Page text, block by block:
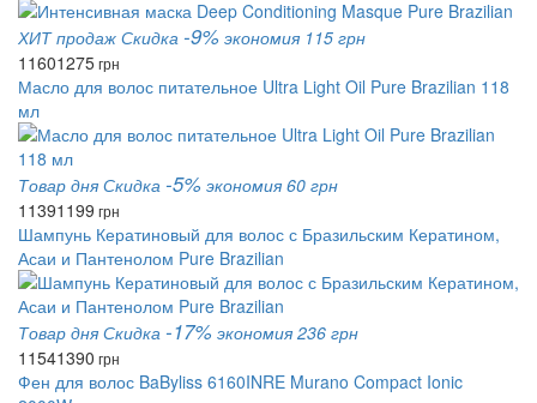
ХИТ продаж Скидка -9% экономия 115 грн
11601275грн
Масло для волос питательное Ultra Light Oil Pure Brazilian 118
мл
Товар дня Скидка -5% экономия 60 грн
11391199 грн
Шампунь Кератиновый для волос с Бразильским Кератином,
Асаи и Пантенолом Pure Brazilian
Товар дня Скидка -17% экономия 236 грн
11541390 грн
Фен для волос BaByliss 6160INRE Murano Compact Ionic